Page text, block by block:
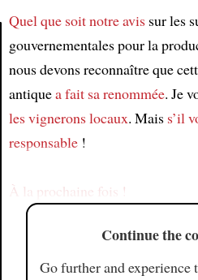
Article
Quel que soitnotre avissur les
gouvernementales pour la
nous devons reconnaître que
antiquea fait sa renommée. Je
les vignerons locaux. Mais s’il
responsable!
À la prochaine fois !
Continue the
Go further and